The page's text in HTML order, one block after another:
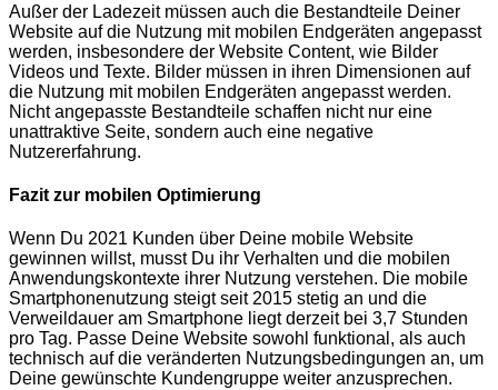
Außer der Ladezeit müssen auch die Bestandteile Deiner
Website auf die Nutzung mit mobilen Endgeräten angepasst
werden, insbesondere der Website Content, wie Bilder
Videos und Texte. Bilder müssen in ihren Dimensionen auf
die Nutzung mit mobilen Endgeräten angepasst werden.
Nicht angepasste Bestandteile schaffen nicht nur eine
unattraktive Seite, sondern auch eine negative
Nutzererfahrung.
Fazit zur mobilen Optimierung
Wenn Du 2021 Kunden über Deine mobile Website
gewinnen willst, musst Du ihr Verhalten und die mobilen
Anwendungskontexte ihrer Nutzung verstehen. Die mobile
Smartphonenutzung steigt seit 2015 stetig an und die
Verweildauer am Smartphone liegt derzeit bei 3,7 Stunden
pro Tag. Passe Deine Website sowohl funktional, als auch
technisch auf die veränderten Nutzungsbedingungen an, um
Deine gewünschte Kundengruppe weiter anzusprechen.